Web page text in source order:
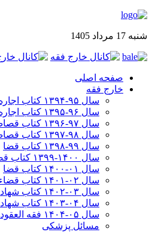
شنبه 17 مرداد 1405
صفحه اصلی
خارج فقه
سال ۹۵-۱۳۹۴ کتاب اجاره
سال ۹۶-۱۳۹۵ کتاب اجاره
سال ۹۷-۱۳۹۶ کتاب قصاص
سال ۹۸-۱۳۹۷ کتاب قصاص
سال ۹۹-۱۳۹۸‍ کتاب قضا
سال ۱۴۰۰-۱۳۹۹ کتاب قضا
سال ۰۱-۱۴۰۰ کتاب قضا
سال ۰۲-۱۴۰۱ کتاب قضاء
سال ۰۳-۱۴۰۲ کتاب شهادات
سال ۰۴-۱۴۰۳ کتاب شهادات
سال ۰۵-۱۴۰۴ فقه العقود
مسائل پزشکی